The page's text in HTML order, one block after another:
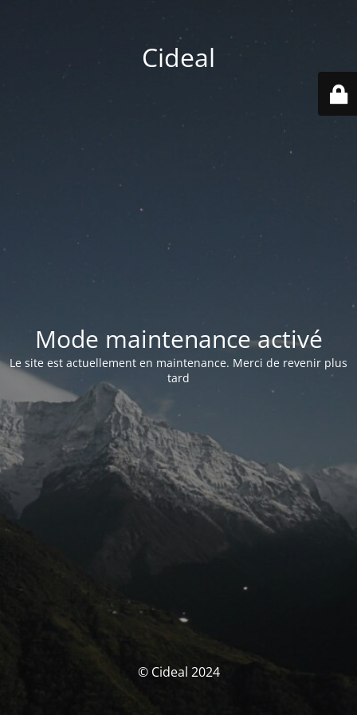
Cideal
Mode maintenance activé
Le site est actuellement en maintenance. Merci de revenir plus
tard
© Cideal 2024